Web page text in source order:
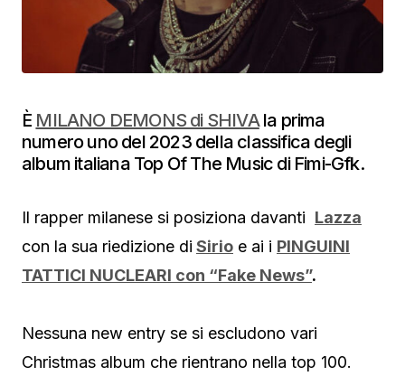
È MILANO DEMONS di SHIVAla prima
numero uno del 2023 della classifica degli
album italiana Top Of The Music di Fimi-Gfk.
Il rapper milanese si posiziona davanti Lazza
con la sua riedizione di Sirio e ai i PINGUINI
TATTICI NUCLEARI con “Fake News”.
Nessuna new entry se si escludono vari
Christmas album che rientrano nella top 100.